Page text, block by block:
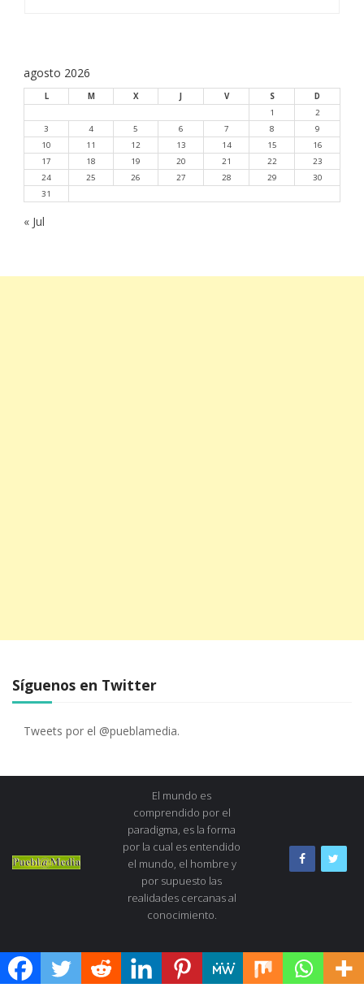
agosto 2026
L M X V S
D
1
2
3
4 5 6 7 8
9
10
11 12 13 14 15
16
17
18 19 20 21 22
23
24
25 26 27 28 29
30
31
« Jul
Síguenos en Twitter
Tweets por el @pueblamedia.
El mundo es
comprendido por el
paradigma, es la forma
por la cual es entendido
el mundo, el hombre y
por supuesto las
realidades cercanas al
conocimiento.
© 2021 | WordPress Theme :VMagazine News